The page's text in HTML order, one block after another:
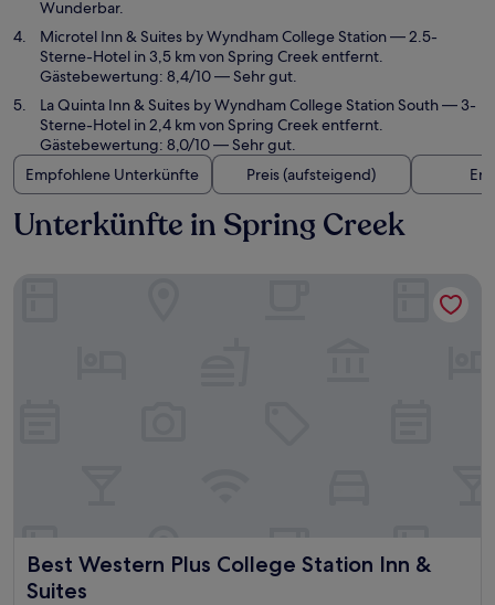
Wunderbar.
Microtel Inn & Suites by Wyndham College Station— 2.5-
Sterne-Hotel in 3,5 km von Spring Creek entfernt.
Gästebewertung: 8,4/10 — Sehr gut.
La Quinta Inn & Suites by Wyndham College Station South— 3-
Sterne-Hotel in 2,4 km von Spring Creek entfernt.
Gästebewertung: 8,0/10 — Sehr gut.
Empfohlene Unterkünfte
Preis (aufsteigend)
Unterkünfte in Spring Creek
Best Western Plus College Station Inn &
Suites
Best Western Plus College Station Inn & Suites